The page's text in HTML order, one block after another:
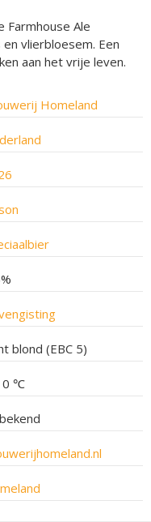
Farmhouse Ale
vlierbloesem. Een
aan het vrije leven.
Homeland
blond (EBC 5)
℃